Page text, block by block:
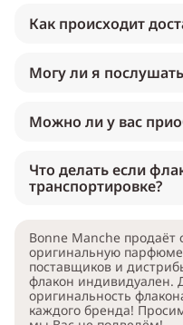
Как происходит
Могу ли я
Можно ли у вас
Что делать если
транспортировке?
Bonne Manche продаёт
оригинальную
поставщиков и
флакон индивидуален.
оригинальность
каждого бренда!